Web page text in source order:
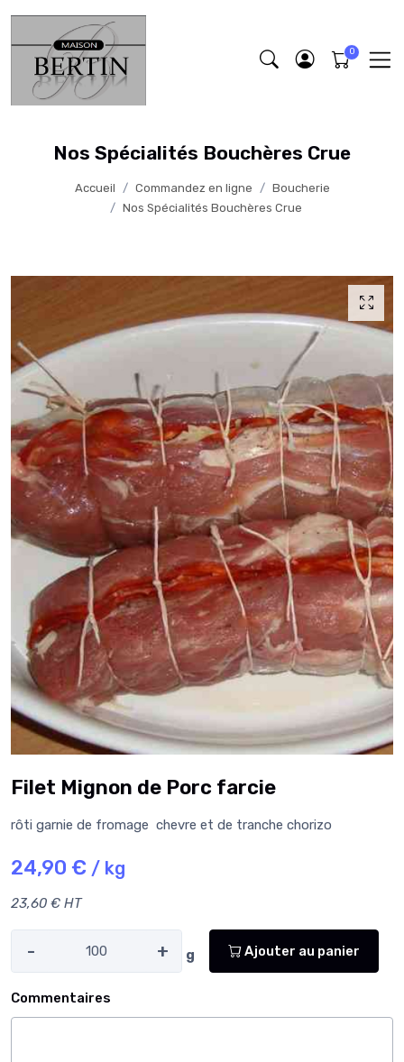
Nos Spécialités Bouchères Crue
Accueil Commandez en ligne
Boucherie
Nos Spécialités Bouchères Crue
Filet Mignon de Porc farcie
rôti garnie de fromage chevre et de tranche chorizo
24,90 € / kg
23,60 € HT
- + g Ajouter au panier
Commentaires